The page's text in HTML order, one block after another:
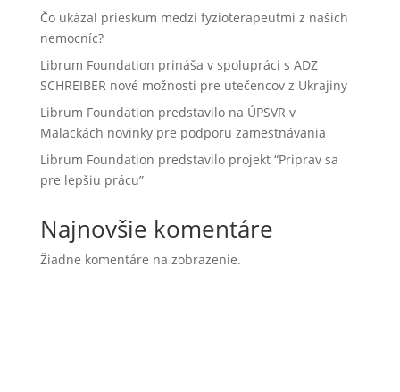
Čo ukázal prieskum medzi fyzioterapeutmi z našich
nemocníc?
Librum Foundation prináša v spolupráci s ADZ
SCHREIBER nové možnosti pre utečencov z Ukrajiny
Librum Foundation predstavilo na ÚPSVR v
Malackách novinky pre podporu zamestnávania
Librum Foundation predstavilo projekt “Priprav sa
pre lepšiu prácu”
Najnovšie komentáre
Žiadne komentáre na zobrazenie.